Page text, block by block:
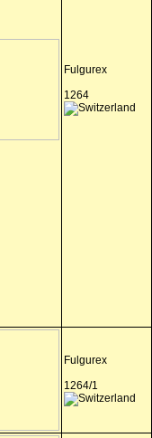
Fulgurex
1264
Fulgurex
1264/1